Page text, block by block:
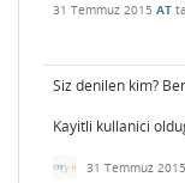
31 Temmuz 2015 AT
Siz denilen kim?
Kayitli kullanici
31 Temmuz 2015